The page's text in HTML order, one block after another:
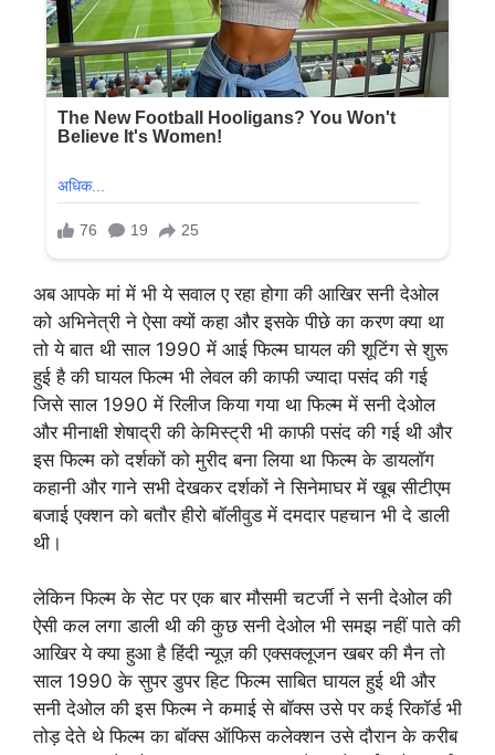
अब आपके मां में भी ये सवाल ए रहा होगा की आखिर सनी देओल
को अभिनेत्री ने ऐसा क्यों कहा और इसके पीछे का करण क्या था
तो ये बात थी साल 1990 में आई फिल्म घायल की शूटिंग से शुरू
हुई है की घायल फिल्म भी लेवल की काफी ज्यादा पसंद की गई
जिसे साल 1990 में रिलीज किया गया था फिल्म में सनी देओल
और मीनाक्षी शेषाद्री की केमिस्ट्री भी काफी पसंद की गई थी और
इस फिल्म को दर्शकों को मुरीद बना लिया था फिल्म के डायलॉग
कहानी और गाने सभी देखकर दर्शकों ने सिनेमाघर में खूब सीटीएम
बजाई एक्शन को बतौर हीरो बॉलीवुड में दमदार पहचान भी दे डाली
थी।
लेकिन फिल्म के सेट पर एक बार मौसमी चटर्जी ने सनी देओल की
ऐसी कल लगा डाली थी की कुछ सनी देओल भी समझ नहीं पाते की
आखिर ये क्या हुआ है हिंदी न्यूज़ की एक्सक्लूजन खबर की मैन तो
साल 1990 के सुपर डुपर हिट फिल्म साबित घायल हुई थी और
सनी देओल की इस फिल्म ने कमाई से बॉक्स उसे पर कई रिकॉर्ड भी
तोड़ देते थे फिल्म का बॉक्स ऑफिस कलेक्शन उसे दौरान के करीब